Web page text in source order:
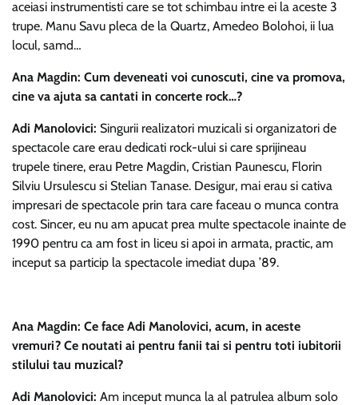
aceiasi instrumentisti care se tot schimbau intre ei la aceste 3
trupe. Manu Savu pleca de la Quartz, Amedeo Bolohoi, ii lua
locul, samd…
Ana Magdin: Cum deveneati voi cunoscuti, cine va promova,
cine va ajuta sa cantati in concerte rock…?
Adi Manolovici: Singurii realizatori muzicali si organizatori de
spectacole care erau dedicati rock-ului si care sprijineau
trupele tinere, erau Petre Magdin, Cristian Paunescu, Florin
Silviu Ursulescu si Stelian Tanase. Desigur, mai erau si cativa
impresari de spectacole prin tara care faceau o munca contra
cost. Sincer, eu nu am apucat prea multe spectacole inainte de
1990 pentru ca am fost in liceu si apoi in armata, practic, am
inceput sa particip la spectacole imediat dupa ’89.
Ana Magdin: Ce face Adi Manolovici, acum, in aceste
vremuri? Ce noutati ai pentru fanii tai si pentru toti iubitorii
stilului tau muzical?
Adi Manolovici: Am inceput munca la al patrulea album solo